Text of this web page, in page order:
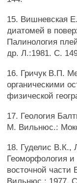
15. Вишневская
диатомей в
Палинология
др. Л.:1981. С.
16. Гричук В.П.
органическими
физической
17. Геология
М. Вильнюс.:
18. Гуделис
Геоморфология
восточной
Вильнюс.: 1977.